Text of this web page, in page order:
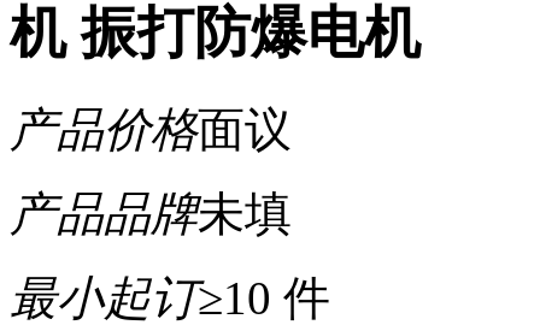
机 振打防爆电机
产品价格面议
产品品牌未填
最小起订≥10 件